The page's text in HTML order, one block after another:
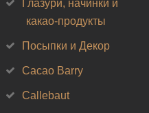
Глазури, начинки и
какао-продукты
Посыпки и Декор
Cacao Barry
Callebaut